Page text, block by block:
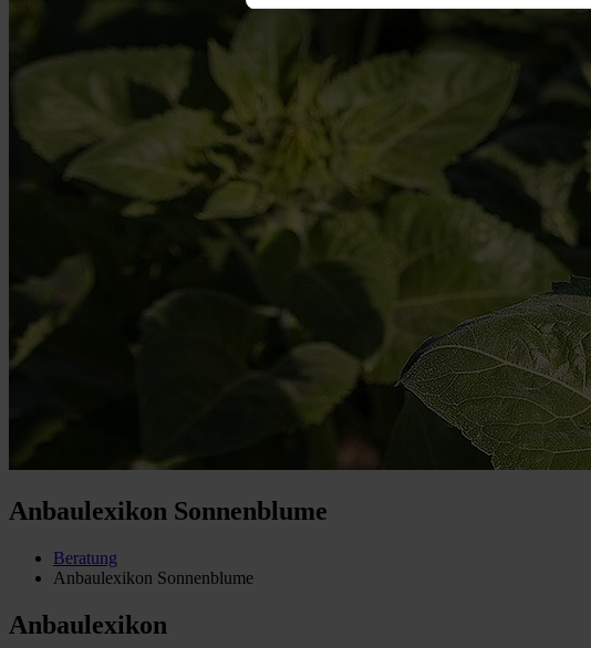
Anbaulexikon Sonnenblume
Beratung
Anbaulexikon Sonnenblume
Anbaulexikon